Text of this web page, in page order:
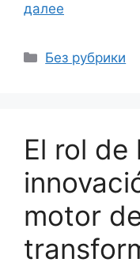
далее
Рубрики
Без рубрики
El rol de
motor